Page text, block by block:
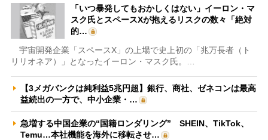
「いつ暴発してもおかしくはない」イーロン・マ
スク氏とスペースXが抱えるリスクの数々「絶対
的…
宇宙開発企業「スペースX」の上場で史上初の「兆万長者（ト
リリオネア）」となったイーロン・マスク氏。…
【3メガバンクは純利益5兆円超】銀行、商社、ゼネコンは最高
益続出の一方で、中小企業・…
急増する中国企業の“国籍ロンダリング” SHEIN、TikTok、
Temu…本社機能を海外に移転させ…